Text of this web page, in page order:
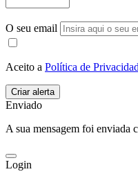
O seu email
Aceito a Política de
Enviado
A sua mensagem foi enviada
Login